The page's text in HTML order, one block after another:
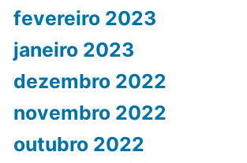
fevereiro 2023
janeiro 2023
dezembro 2022
novembro 2022
outubro 2022